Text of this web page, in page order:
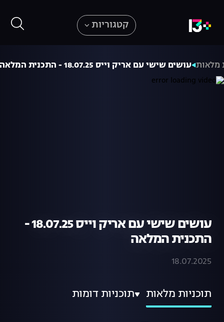
קטגוריות
מלאות עושים שישי עם אריק וייס 18.07.25 - התכנית המלאה
עושים שישי עם אריק וייס 18.07.25 -
התכנית המלאה
18.07.2025
תוכניות מלאות תוכניות דומות